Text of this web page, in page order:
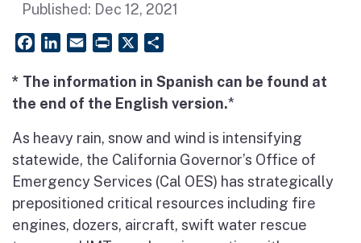
Published: Dec 12, 2021
FacebookLinkedIn
Email PrintFriendly
* The information in Spanish can be found at
the end of the English version.*
As heavy rain, snow and wind is intensifying
statewide, the California Governor’s Office of
Emergency Services (Cal OES) has strategically
prepositioned critical resources including fire
engines, dozers, aircraft, swift water rescue